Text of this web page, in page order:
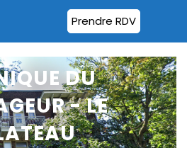
Prendre RDV
DU
- LE